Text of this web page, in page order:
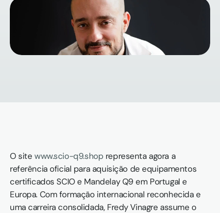
O site www.scio-q9.shop representa agora a
referência oficial para aquisição de equipamentos
certificados SCIO e Mandelay Q9 em Portugal e
Europa. Com formação internacional reconhecida e
uma carreira consolidada, Fredy Vinagre assume o